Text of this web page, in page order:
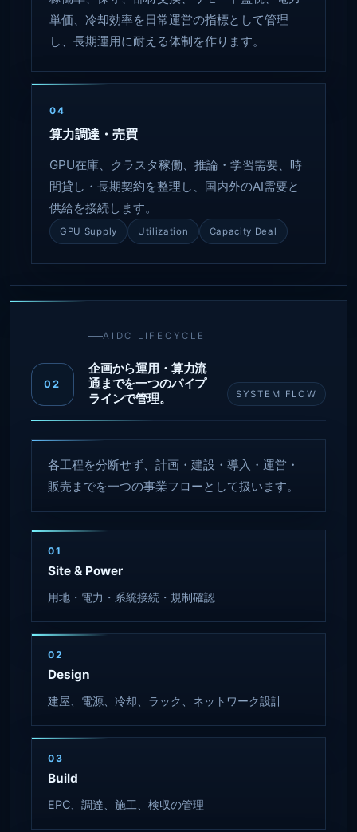
単価、冷却効率を日常運営の指標として管理
し、長期運用に耐える体制を作ります。
04
算力調達・売買
GPU在庫、クラスタ稼働、推論・学習需要、時
間貸し・長期契約を整理し、国内外のAI需要と
供給を接続します。
GPU Supply Utilization Capacity Deal
02
AIDC LIFECYCLE
企画から運用・算力流
通までを一つのパイプ
ラインで管理。
SYSTEM FLOW
各工程を分断せず、計画・建設・導入・運営・
販売までを一つの事業フローとして扱います。
01
Site & Power
用地・電力・系統接続・規制確認
02
Design
建屋、電源、冷却、ラック、ネットワーク設計
03
Build
EPC、調達、施工、検収の管理